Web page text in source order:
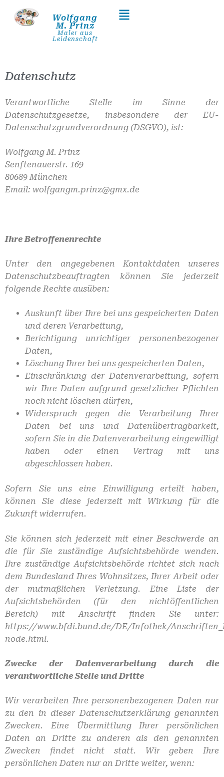
Wolfgang
M. Prinz
Maler aus
Leidenschaft
Datenschutz
Verantwortliche Stelle im Sinne der
Datenschutzgesetze, insbesondere der EU-
Datenschutzgrundverordnung (DSGVO), ist:
Wolfgang M. Prinz
Senftenauerstr. 169
80689 München
Email: wolfgangm.prinz@gmx.de
Ihre Betroffenenrechte
Unter den angegebenen Kontaktdaten unseres
Datenschutzbeauftragten können Sie jederzeit
folgende Rechte ausüben:
Auskunft über Ihre bei uns gespeicherten Daten
und deren Verarbeitung,
Berichtigung unrichtiger personenbezogener
Daten,
Löschung Ihrer bei uns gespeicherten Daten,
Einschränkung der Datenverarbeitung, sofern
wir Ihre Daten aufgrund gesetzlicher Pflichten
noch nicht löschen dürfen,
Widerspruch gegen die Verarbeitung Ihrer
Daten bei uns und Datenübertragbarkeit,
sofern Sie in die Datenverarbeitung eingewilligt
haben oder einen Vertrag mit uns
abgeschlossen haben.
Sofern Sie uns eine Einwilligung erteilt haben,
können Sie diese jederzeit mit Wirkung für die
Zukunft widerrufen.
Sie können sich jederzeit mit einer Beschwerde an
die für Sie zuständige Aufsichtsbehörde wenden.
Ihre zuständige Aufsichtsbehörde richtet sich nach
dem Bundesland Ihres Wohnsitzes, Ihrer Arbeit oder
der mutmaßlichen Verletzung. Eine Liste der
Aufsichtsbehörden (für den nichtöffentlichen
Bereich) mit Anschrift finden Sie unter:
https://www.bfdi.bund.de/DE/Infothek/
node.html.
Zwecke der Datenverarbeitung durch die
verantwortliche Stelle und Dritte
Wir verarbeiten Ihre personenbezogenen Daten nur
zu den in dieser Datenschutzerklärung genannten
Zwecken. Eine Übermittlung Ihrer persönlichen
Daten an Dritte zu anderen als den genannten
Zwecken findet nicht statt. Wir geben Ihre
persönlichen Daten nur an Dritte weiter, wenn: